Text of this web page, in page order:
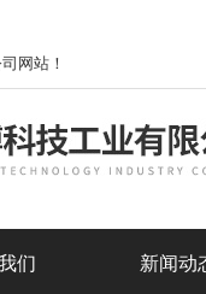
网站！
们 新闻动